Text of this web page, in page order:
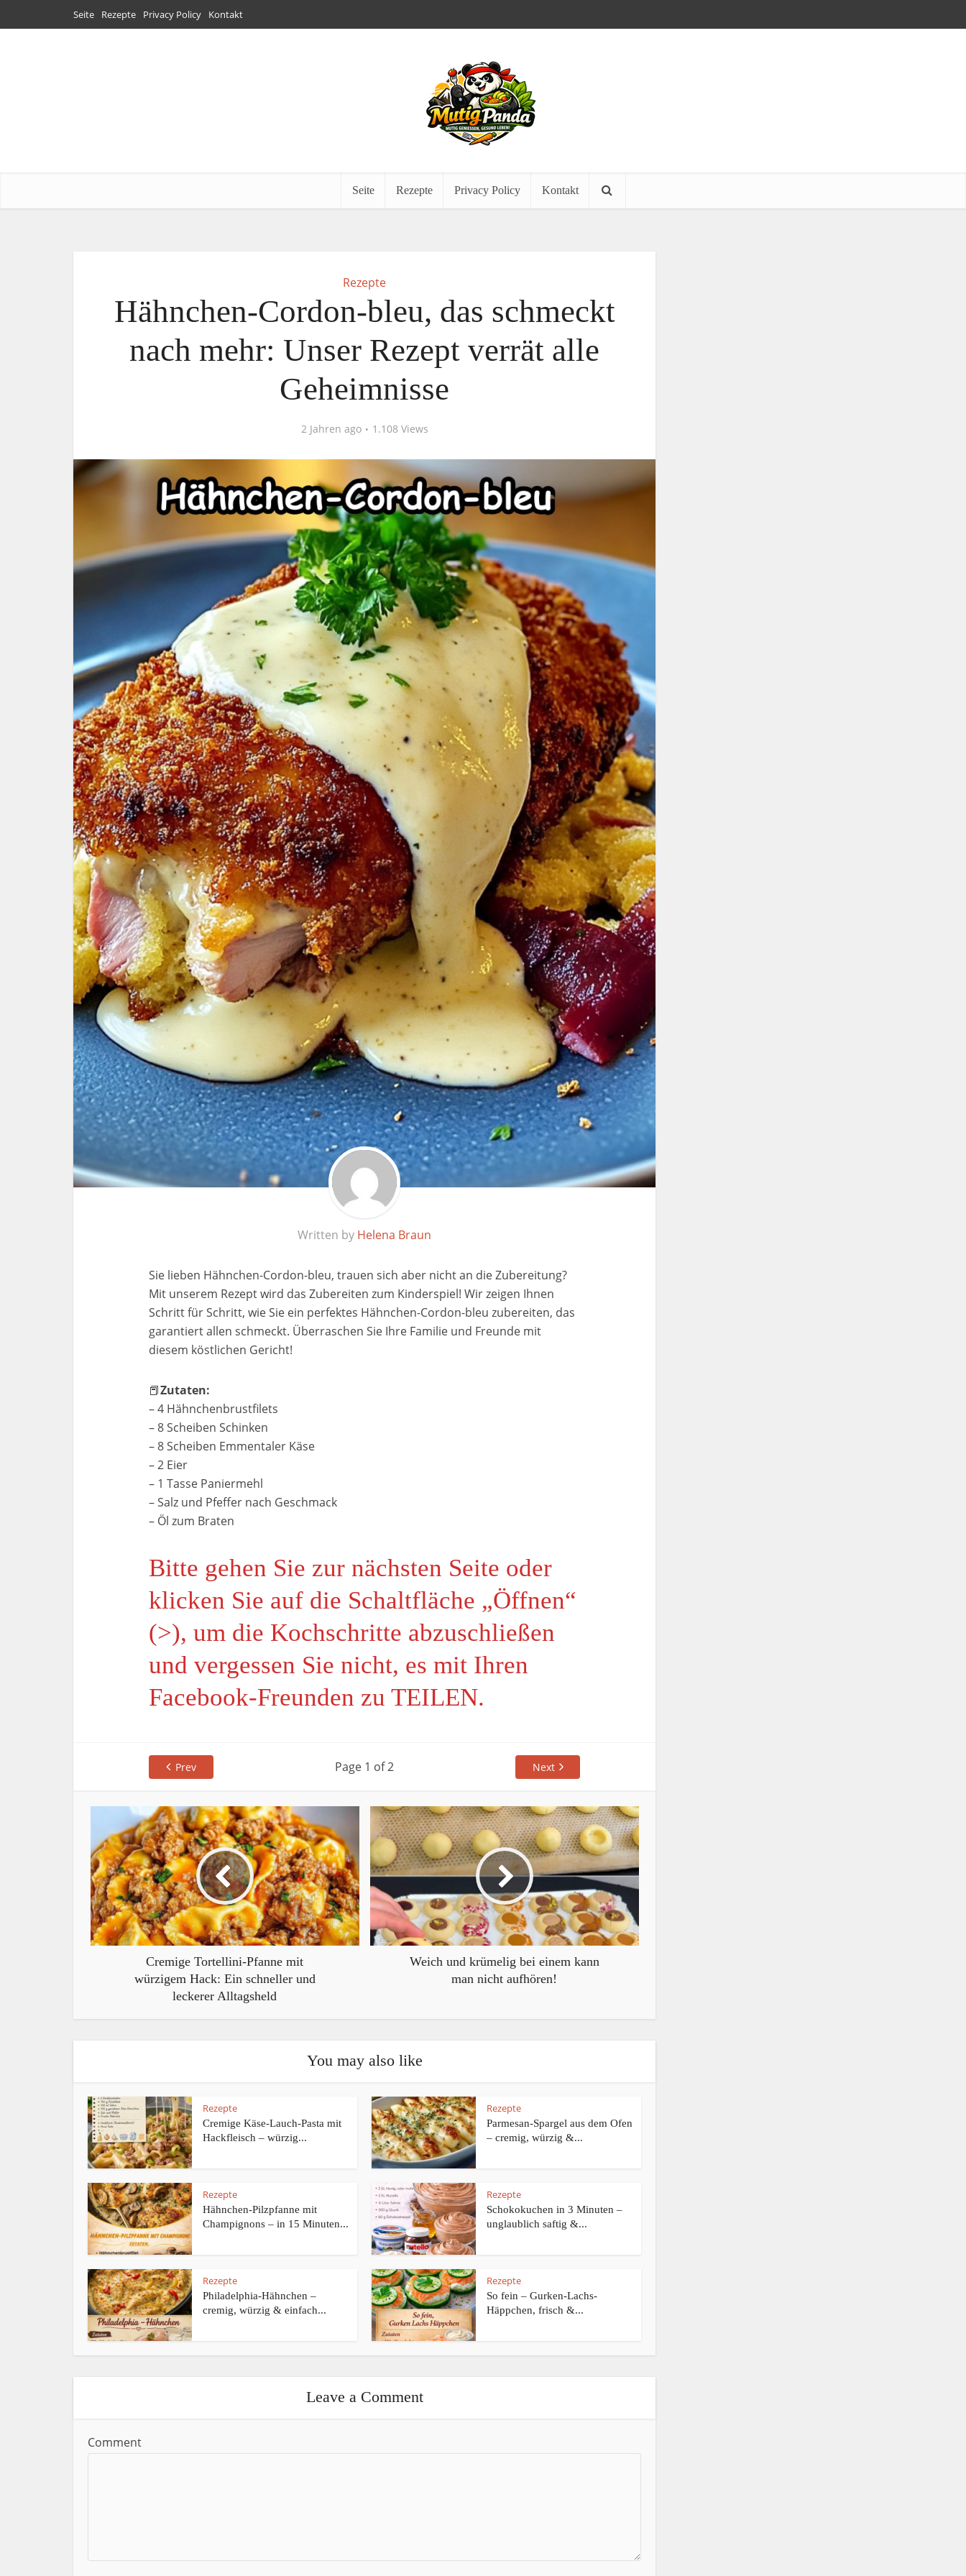
Seite Rezepte Privacy Policy Kontakt
Seite Rezepte Privacy Policy Kontakt
Rezepte
Hähnchen-Cordon-bleu, das schmeckt
nach mehr: Unser Rezept verrät alle
Geheimnisse
2 Jahren ago 1.108 Views
Written by Helena Braun
Sie lieben Hähnchen-Cordon-bleu, trauen sich aber nicht an die Zubereitung?
Mit unserem Rezept wird das Zubereiten zum Kinderspiel! Wir zeigen Ihnen
Schritt für Schritt, wie Sie ein perfektes Hähnchen-Cordon-bleu zubereiten, das
garantiert allen schmeckt. Überraschen Sie Ihre Familie und Freunde mit
diesem köstlichen Gericht!
📕Zutaten:
– 4 Hähnchenbrustfilets
– 8 Scheiben Schinken
– 8 Scheiben Emmentaler Käse
– 2 Eier
– 1 Tasse Paniermehl
– Salz und Pfeffer nach Geschmack
– Öl zum Braten
Bitte gehen Sie zur nächsten Seite oder
klicken Sie auf die Schaltfläche „Öffnen“
(>), um die Kochschritte abzuschließen
und vergessen Sie nicht, es mit Ihren
Facebook-Freunden zu TEILEN.
Page 1 of 2
Prev Next
Cremige Tortellini-Pfanne mit
würzigem Hack: Ein schneller und
leckerer Alltagsheld
Weich und krümelig bei einem kann
man nicht aufhören!
You may also like
Rezepte
Cremige Käse-Lauch-Pasta mit
Hackfleisch – würzig...
Rezepte
Parmesan-Spargel aus dem Ofen
– cremig, würzig &...
Rezepte
Hähnchen-Pilzpfanne mit
Champignons – in 15 Minuten...
Rezepte
Schokokuchen in 3 Minuten –
unglaublich saftig &...
Rezepte
Philadelphia-Hähnchen –
cremig, würzig & einfach...
Rezepte
So fein – Gurken-Lachs-
Häppchen, frisch &...
Leave a Comment
Comment